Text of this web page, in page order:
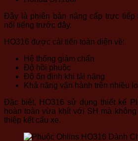
Đây là phiên bản nâng cấp trực tiếp
nổi tiếng trước đây.
HO316 được cải tiến toàn diện về:
Hệ thống giảm chấn
Độ hồi phuộc
Độ ổn định khi tải nặng
Khả năng vận hành trên nhiều
Đặc biệt, HO316 sử dụng thiết kế
hoàn toàn vừa khít với SH mà
thiệp kết cấu xe.